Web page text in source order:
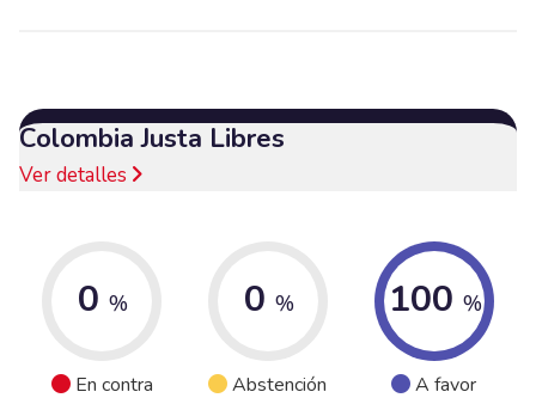
Colombia Justa Libres
Ver detalles
0 %
En contra
0 %
Abstención
100 %
A favor